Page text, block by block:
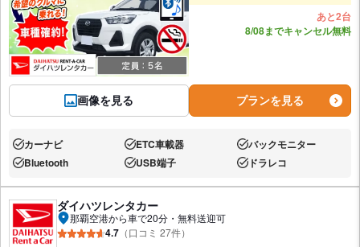
画像を見る
あと2台
8/08までキャンセル無料
プランを見る
あり:カーナビ あり:ETC車載器 あり:バックモニター
あり:Bluetooth あり:USB端子 あり:ドラレコ
ダイハツレンタカー
那覇空港から車で20分・無料送迎可
4.7 （口コミ 27件）